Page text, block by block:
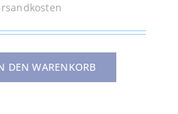
DEN WARENKORB